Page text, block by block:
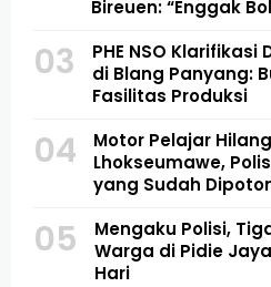
Bireuen: “Enggak
03
PHE NSO
di Blang Panyang:
Fasilitas Produksi
04
Motor Pelajar
Lhokseumawe,
yang Sudah
05
Mengaku Polisi,
Warga di Pidie
Hari